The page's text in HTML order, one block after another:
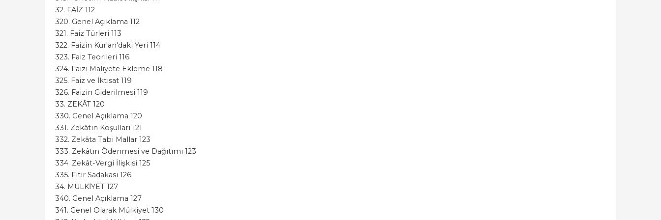
32. FAİZ 112
320. Genel Açıklama 112
321. Faiz Türleri 113
322. Faizin Kur'an'daki Yeri 114
323. Faiz Teorileri 116
324. Faizi Maliyete Ekleme 118
325. Faiz ve İktisat 119
326. Faizin Giderilmesi 119
33. ZEKÂT 120
330. Genel Açıklama 120
331. Zekâtın Koşulları 121
332. Zekâta Tabi Mallar 123
333. Zekâtın Ödenmesi ve Dağıtımı 123
334. Zekât-Vergi İlişkisi 125
335. Fıtır Sadakası 126
34. MÜLKİYET 127
340. Genel Açıklama 127
341. Genel Olarak Mülkiyet 130